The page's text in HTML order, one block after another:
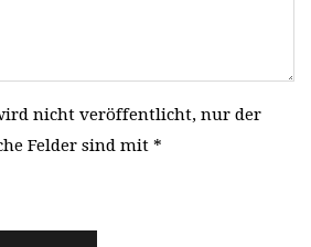
nicht veröffentlicht, nur der
Felder sind mit *